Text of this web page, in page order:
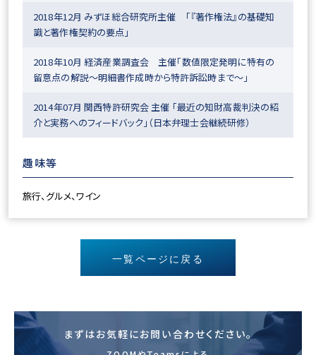
2018年12月 みずほ総合研究所主催 「『著作権法』の基礎知
識と著作権契約の要点」
2018年10月 経済産業調査会 主催「数値限定発明に特有の
留意点の解説～明細書作成時から特許訴訟時まで～」
2014年07月 関西特許研究会 主催 「最近の知財高裁判決の紹
介と実務へのフィードバック」（日本弁理士会継続研修）
趣味等
旅行、グルメ、ワイン
一覧ページに戻る
まずはお気軽にお問い合わせください。